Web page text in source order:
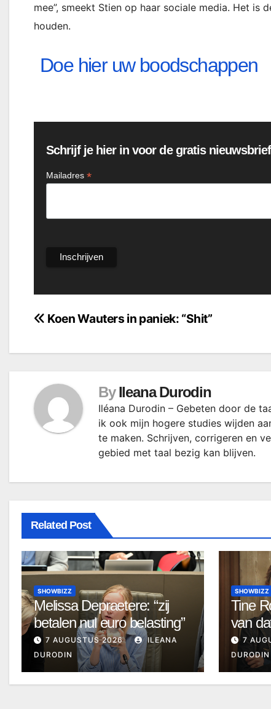
mee”, smeekt Stien op haar sociale media. Het
houden.
Doe hier uw boodschappen
Schrijf je hier in voor de gratis
Mailadres *
Bericht
Koen Wauters in paniek: “Shit”
By Ileana Durodin
Iléana Durodin – Gebeten door de
ik ook mijn hogere studies wijden
te maken. Schrijven, corrigeren en
gebied met taal bezig kan blijven.
Related Post
SHOWBIZZ
Melissa Depraetere: “zij
betalen nul euro belasting”
7 AUGUSTUS 2026
ILEANA
DURODIN
SHOWBIZZ
Tine
van
7
DURODIN